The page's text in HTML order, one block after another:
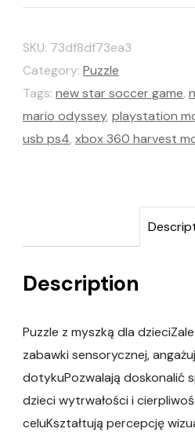
SKU: 73df8df73ea3
Category: Puzzle
Tags: new star soccer game,
mario odyssey, playstation
usb ps4, xbox 360 harvest
Description
Puzzle z myszką dla
zabawki sensorycznej,
dotykuPozwalają doskonalić
dzieci wytrwałości i
celuKształtują percepcję